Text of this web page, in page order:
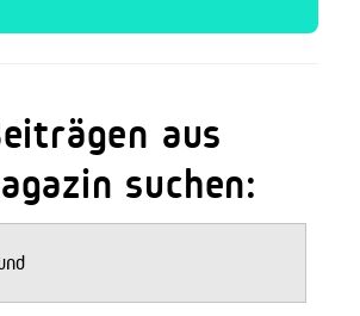
aus
suchen: